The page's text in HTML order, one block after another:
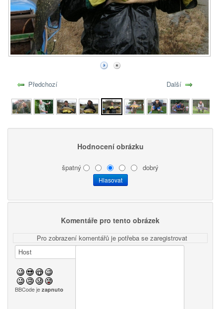
Předchozí Další
Hodnocení obrázku
špatný dobrý
Komentáře pro tento obrázek
Pro zobrazení komentářů je potřeba se zaregistrovat
BBCode je zapnuto